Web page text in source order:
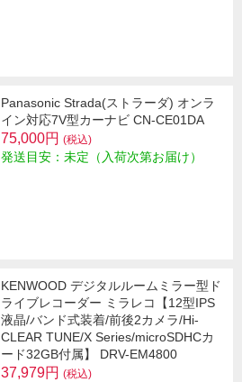
Panasonic Strada(ストラーダ) オンラ
イン対応7V型カーナビ CN-CE01DA
75,000円 (税込)
発送目安：未定（入荷次第お届け）
KENWOOD デジタルルームミラー型ド
ライブレコーダー ミラレコ【12型IPS
液晶/バンド式装着/前後2カメラ/Hi-
CLEAR TUNE/X Series/microSDHCカ
ード32GB付属】 DRV-EM4800
37,979円 (税込)